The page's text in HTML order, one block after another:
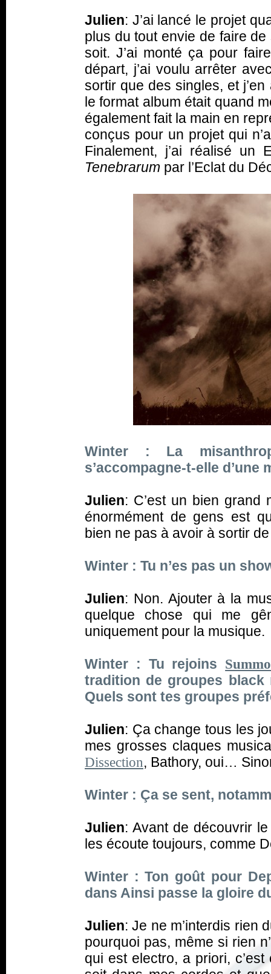
Julien: J’ai lancé le projet
plus du tout envie de faire
soit. J’ai monté ça pour
départ, j’ai voulu arrêter
sortir que des singles, et
le format album était quand
également fait la main en
conçus pour un projet qui
Finalement, j’ai réalisé un
Tenebrarum par l’Eclat du
Winter : La
s’accompagne-t-elle d’une
Julien: C’est un bien grand
énormément de gens est
bien ne pas à avoir à sortir
Winter : Tu n’es pas un
Julien: Non. Ajouter à la
quelque chose qui me
uniquement pour la musique.
Winter : Tu rejoins
tradition de groupes black
Quels sont tes groupes
Julien: Ça change tous les
mes grosses claques
Dissection, Bathory, oui…
Winter : Ça se sent,
Julien: Avant de découvrir
les écoute toujours, comme
Winter : Ton goût pour
dans Ainsi passe la gloire
Julien: Je ne m’interdis rien
pourquoi pas, même si rien
qui est electro, a priori,